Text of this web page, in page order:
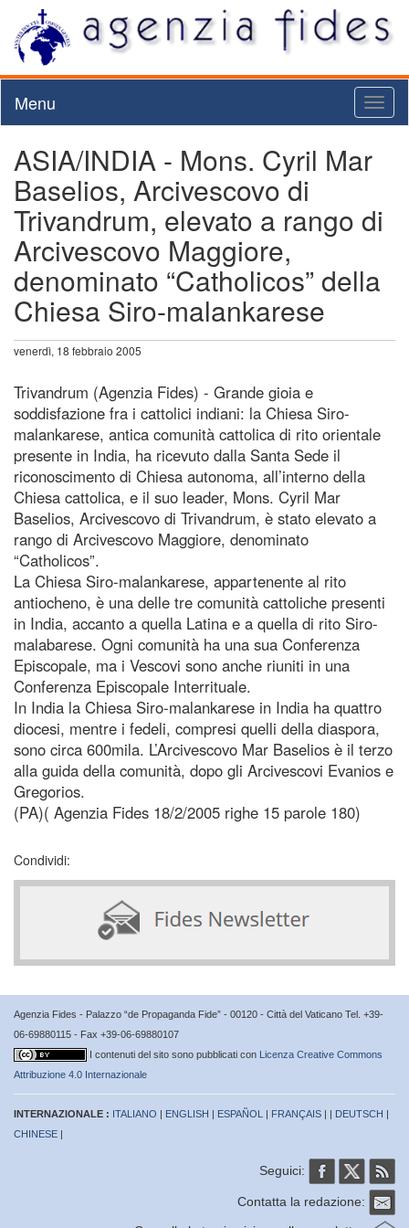
Menu
ASIA/INDIA - Mons. Cyril Mar
Baselios, Arcivescovo di
Trivandrum, elevato a rango di
Arcivescovo Maggiore,
denominato “Catholicos” della
Chiesa Siro-malankarese
venerdì, 18 febbraio 2005
Trivandrum (Agenzia Fides) - Grande gioia e
soddisfazione fra i cattolici indiani: la Chiesa Siro-
malankarese, antica comunità cattolica di rito orientale
presente in India, ha ricevuto dalla Santa Sede il
riconoscimento di Chiesa autonoma, all’interno della
Chiesa cattolica, e il suo leader, Mons. Cyril Mar
Baselios, Arcivescovo di Trivandrum, è stato elevato a
rango di Arcivescovo Maggiore, denominato
“Catholicos”.
La Chiesa Siro-malankarese, appartenente al rito
antiocheno, è una delle tre comunità cattoliche presenti
in India, accanto a quella Latina e a quella di rito Siro-
malabarese. Ogni comunità ha una sua Conferenza
Episcopale, ma i Vescovi sono anche riuniti in una
Conferenza Episcopale Interrituale.
In India la Chiesa Siro-malankarese in India ha quattro
diocesi, mentre i fedeli, compresi quelli della diaspora,
sono circa 600mila. L’Arcivescovo Mar Baselios è il terzo
alla guida della comunità, dopo gli Arcivescovi Evanios e
Gregorios.
(PA)( Agenzia Fides 18/2/2005 righe 15 parole 180)
Condividi:
Agenzia Fides - Palazzo “de Propaganda Fide” - 00120 - Città del Vaticano Tel. +39-
06-69880115 - Fax +39-06-69880107
I contenuti del sito sono pubblicati con Licenza Creative Commons
Attribuzione 4.0 Internazionale
INTERNAZIONALE : ITALIANO | ENGLISH | ESPAÑOL | FRANÇAIS | | DEUTSCH |
CHINESE |
Seguici:
Contatta la redazione: